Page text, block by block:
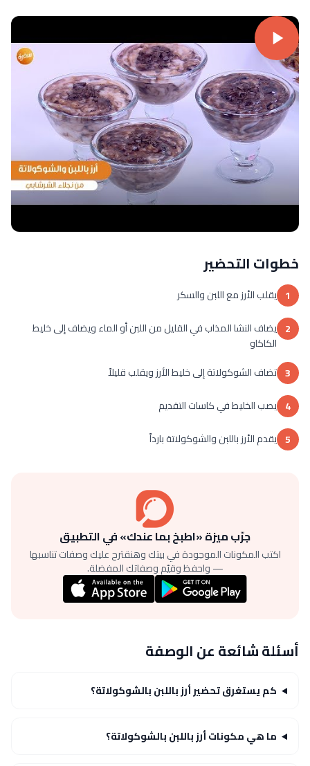
خطوات التحضير
1 يقلب الأرز مع اللبن والسكر
2 يضاف النشا المذاب في القليل من اللبن أو الماء ويضاف إلى خليط
الكاكاو
3 تضاف الشوكولاتة إلى خليط الأرز ويقلب قليلاً
4 يصب الخليط في كاسات التقديم
5 يقدم الأرز باللبن والشوكولاتة بارداً
جرّب ميزة «اطبخ بما عندك» في التطبيق
اكتب المكونات الموجودة في بيتك وهنقترح عليك وصفات تناسبها
— واحفظ وقيّم وصفاتك المفضلة.
أسئلة شائعة عن الوصفة
كم يستغرق تحضير أرز باللبن بالشوكولاتة؟
ما هي مكونات أرز باللبن بالشوكولاتة؟